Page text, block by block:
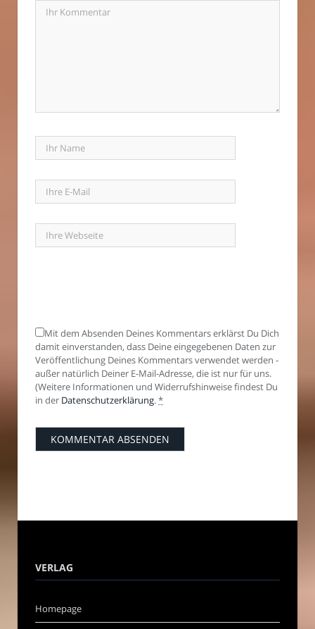
Mit dem Absenden Deines Kommentars erklärst Du Dich
damit einverstanden, dass Deine eingegebenen Daten zur
Veröffentlichung Deines Kommentars verwendet werden -
außer natürlich Deiner E-Mail-Adresse, die ist nur für uns.
(Weitere Informationen und Widerrufshinweise findest Du
in der Datenschutzerklärung.*
VERLAG
Homepage